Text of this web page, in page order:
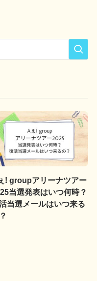
! groupアリーナツアー
当選発表はいつ何時？
当選メールはいつ来る